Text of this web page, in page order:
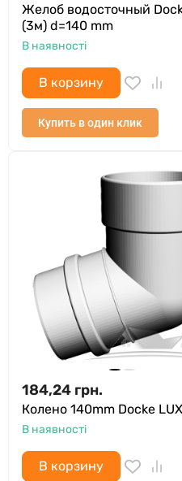
Желоб водосточный
(3м) d=140 mm
В наявності
В корзину
Купить в один клик
184,24 грн.
Колено 140mm Docke
В наявності
В корзину